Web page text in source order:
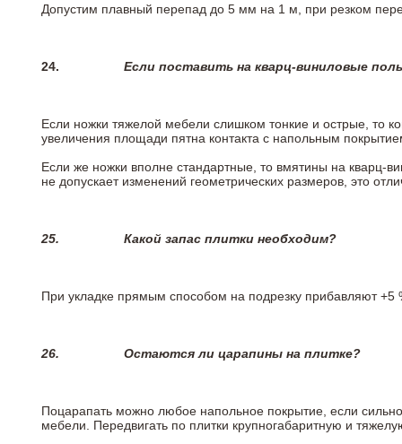
Допустим плавный перепад до 5 мм на 1 м, при резком
24. Если поставить на кварц-виниловые
Если ножки тяжелой мебели слишком тонкие и острые, то
увеличения площади пятна контакта с напольным
Если же ножки вполне стандартные, то вмятины на кварц-
не допускает изменений геометрических размеров, это
25. Какой запас плитки необходим?
При укладке прямым способом на подрезку прибавляют +5
26. Остаются ли царапины на плитке?
Поцарапать можно любое напольное покрытие, если
мебели. Передвигать по плитки крупногабаритную и